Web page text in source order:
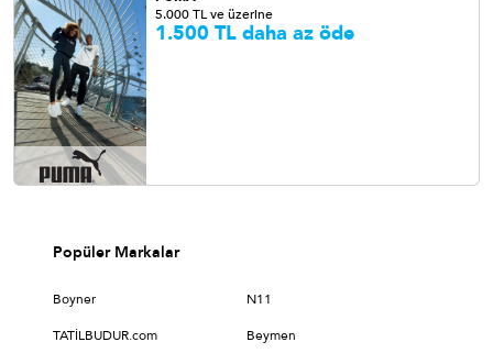
5.000 TL ve üzerine
1.500 TL daha az öde
Popüler Markalar
Boyner N11
TATİLBUDUR.com Beymen